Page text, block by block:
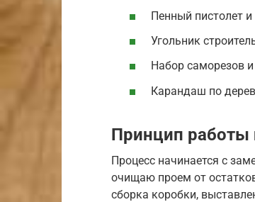
Пенный пистолет
Угольник
Набор саморезов
Карандаш по
Принцип работы
Процесс начинается с
очищаю проем от
сборка коробки,